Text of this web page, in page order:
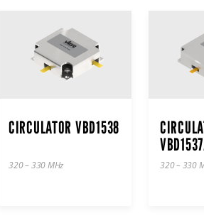
CIRCULATOR VBD1538
320 – 330 MHz 320 – 330